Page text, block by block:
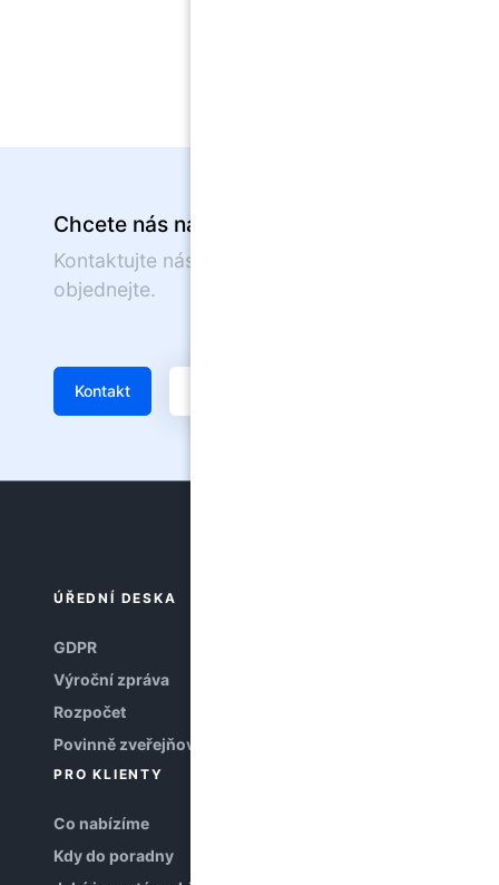
Chcete nás navštívit?
Kontaktujte nás nebo se on-line
objednejte.
Kontakt
ÚŘEDNÍ DESKA
GDPR
Výroční zpráva
Rozpočet
Povinně zveřejňované informace
PRO KLIENTY
Co nabízíme
Kdy do poradny